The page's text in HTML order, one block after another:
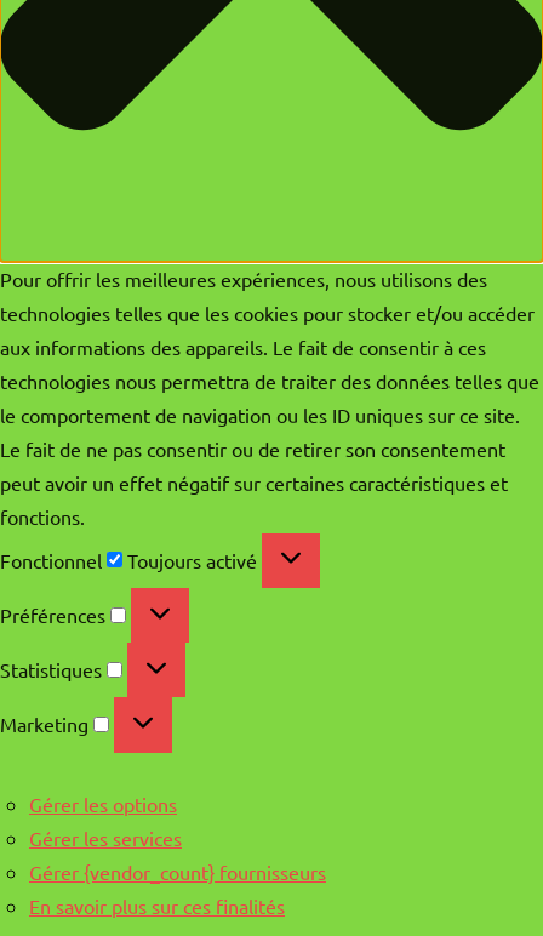
Pour offrir les meilleures expériences, nous utilisons des
technologies telles que les cookies pour stocker et/ou accéder
aux informations des appareils. Le fait de consentir à ces
technologies nous permettra de traiter des données telles que
le comportement de navigation ou les ID uniques sur ce site.
Le fait de ne pas consentir ou de retirer son consentement
peut avoir un effet négatif sur certaines caractéristiques et
fonctions.
Fonctionnel
Fonctionnel
Toujours activé
Préférences Préférences
Statistiques Statistiques
Marketing Marketing
Gérer les options
Gérer les services
Gérer {vendor_count} fournisseurs
En savoir plus sur ces finalités